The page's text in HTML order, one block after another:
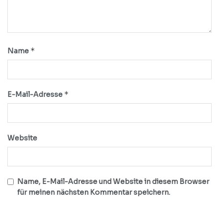
Name *
E-Mail-Adresse *
Website
Name, E-Mail-Adresse und Website in diesem Browser
für meinen nächsten Kommentar speichern.